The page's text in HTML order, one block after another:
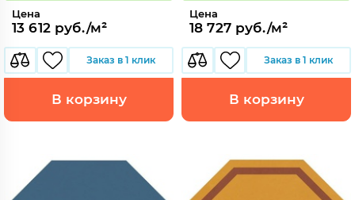
Цена
13 612 руб./м²
Заказ в 1 клик
В корзину
Цена
18 727 руб./м²
Заказ в 1 клик
В корзину